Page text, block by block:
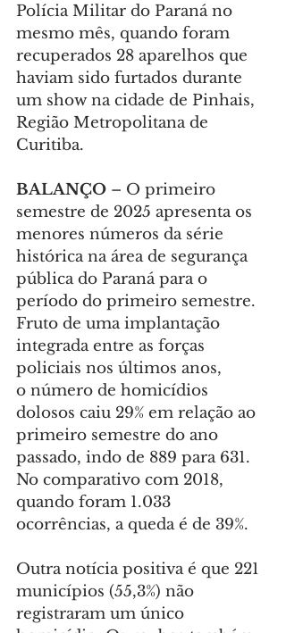
Polícia Militar do Paraná no
mesmo mês, quando foram
recuperados 28 aparelhos que
haviam sido furtados durante
um show na cidade de Pinhais,
Região Metropolitana de
Curitiba.
BALANÇO – O primeiro
semestre de 2025 apresenta os
menores números da série
histórica na área de segurança
pública do Paraná para o
período do primeiro semestre.
Fruto de uma implantação
integrada entre as forças
policiais nos últimos anos,
o número de homicídios
dolosos caiu 29% em relação ao
primeiro semestre do ano
passado, indo de 889 para 631.
No comparativo com 2018,
quando foram 1.033
ocorrências, a queda é de 39%.
Outra notícia positiva é que 221
municípios (55,3%) não
registraram um único